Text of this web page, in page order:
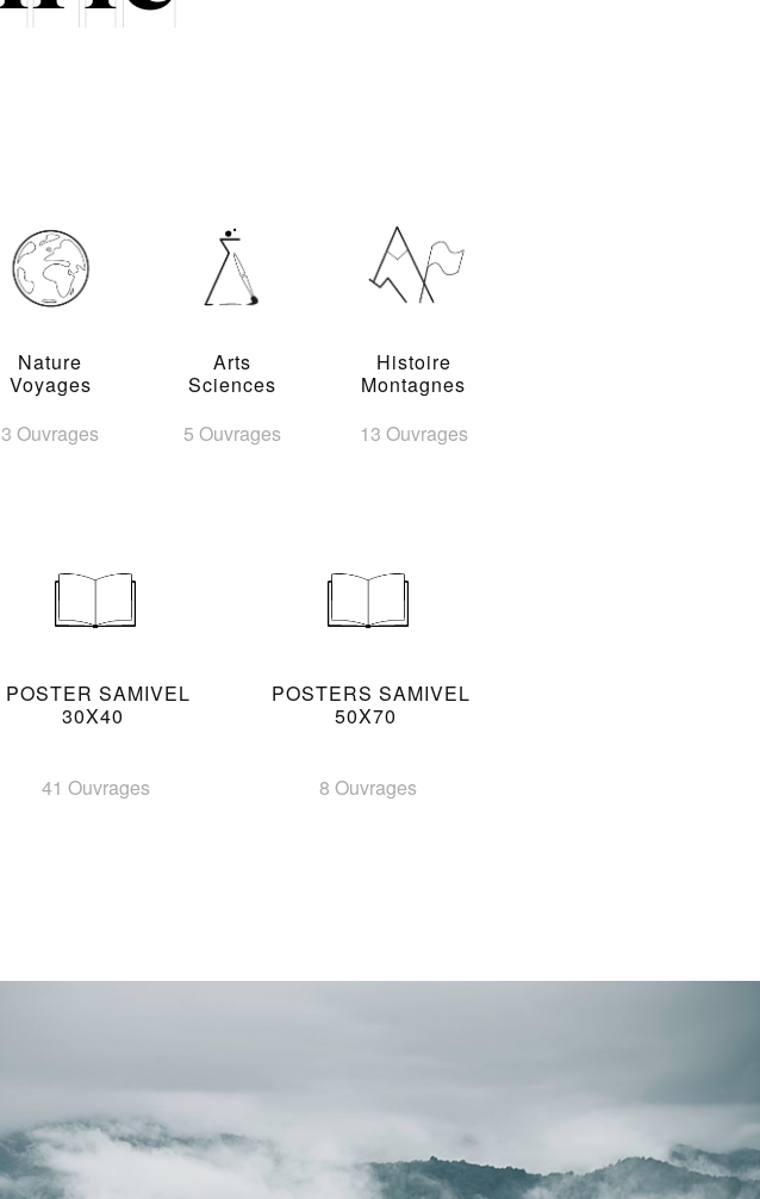
Nature
Voyages
3 Ouvrages
Arts
Sciences
5 Ouvrages
Histoire
Montagnes
13 Ouvrages
POSTER SAMIVEL
30X40
41 Ouvrages
POSTERS SAMIVEL
50X70
8 Ouvrages